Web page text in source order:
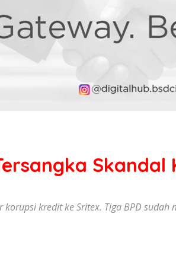
Skandal
kredit ke Sritex. Tiga BPD sudah